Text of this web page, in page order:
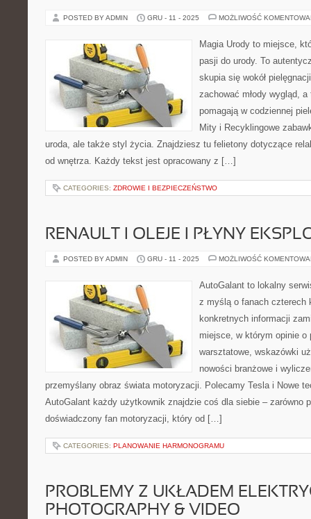
POSTED BY ADMIN GRU - 11 - 2025 MOŻLIWOŚĆ
Magia Urody to miejsce,
pasji do urody. To
skupia się wokół
zachować młody wygląd,
pomagają w codziennej
Mity i Recyklingowe
uroda, ale także styl życia. Znajdziesz tu felietony dotyczące
od wnętrza. Każdy tekst jest opracowany z […]
CATEGORIES: ZDROWIE I BEZPIECZEŃSTWO
RENAULT I OLEJE I PŁYNY
POSTED BY ADMIN GRU - 11 - 2025 MOŻLIWOŚĆ
AutoGalant to lokalny
z myślą o fanach czterech
konkretnych informacji
miejsce, w którym opinie o
warsztatowe, wskazówki
nowości branżowe i
przemyślany obraz świata motoryzacji. Polecamy Tesla i Nowe
AutoGalant każdy użytkownik znajdzie coś dla siebie – zarówno
doświadczony fan motoryzacji, który od […]
CATEGORIES: PLANOWANIE HARMONOGRAMU
PROBLEMY Z UKŁADEM
PHOTOGRAPHY & VIDEO